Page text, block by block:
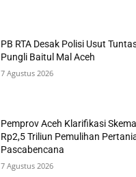
PB RTA Desak Polisi Usut
Pungli Baitul Mal Aceh
7 Agustus 2026
Pemprov Aceh Klarifikasi
Rp2,5 Triliun Pemulihan
Pascabencana
7 Agustus 2026